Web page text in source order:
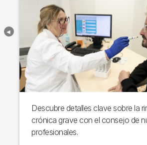
Descubre detalles clave sobre la
crónica grave con el consejo de
profesionales.